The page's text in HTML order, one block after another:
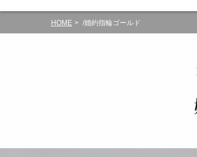
HOME /婚約指輪ゴールド